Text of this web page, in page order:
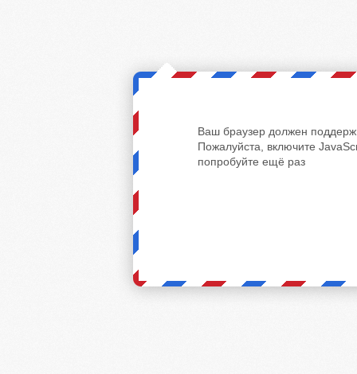
Ваш браузер должен
Пожалуйста, включите
попробуйте ещё раз